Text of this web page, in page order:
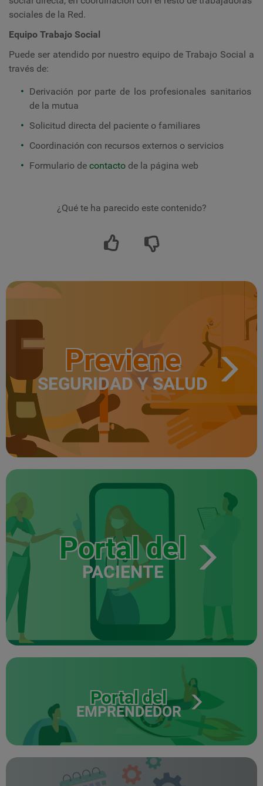
sociales de la Red.
Equipo Trabajo Social
Puede ser atendido por nuestro equipo de Trabajo Social a
través de:
Derivación por parte de los profesionales sanitarios
de la mutua
Solicitud directa del paciente o familiares
Coordinación con recursos externos o servicios
Formulario de contacto de la página web
¿Qué te ha parecido este contenido?
Previene
SEGURIDAD Y SALUD
Portal del
PACIENTE
Portal del
EMPRENDEDOR